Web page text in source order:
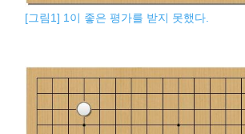
[그림1] 1이 좋은 평가를 받지 못했다.